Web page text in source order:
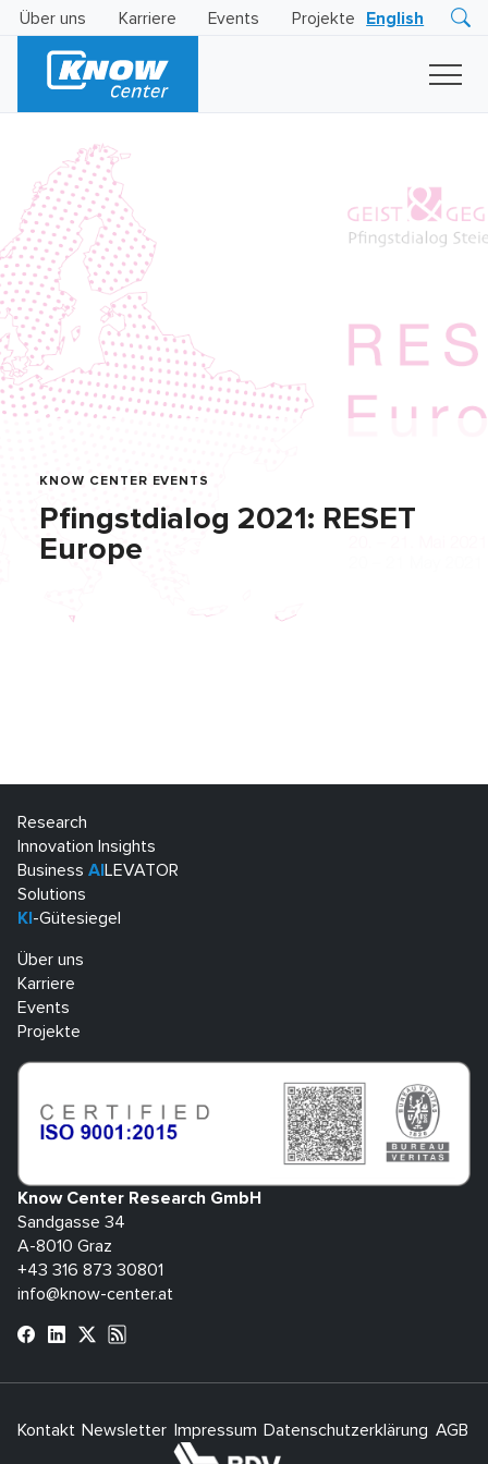
Über uns Karriere Events Projekte English
LEVATOR
Solutions
KNOW CENTER EVENTS
Pfingstdialog 2021: RESET
Europe
Research
Innovation Insights
Business AI LEVATOR
Solutions
KI -Gütesiegel
Über uns
Karriere
Events
Projekte
Know Center Research GmbH
Sandgasse 34
A-8010 Graz
+43 316 873 30801
info@know-center.at
Kontakt Newsletter Impressum Datenschutzerklärung AGB
bdva